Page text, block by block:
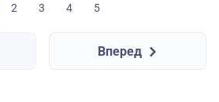
2 3 4 5
Вперед